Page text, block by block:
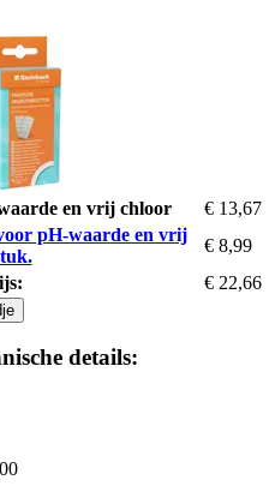
en vrij chloor
€ 13,67
pH-waarde en vrij
€ 8,99
€ 22,66
details: